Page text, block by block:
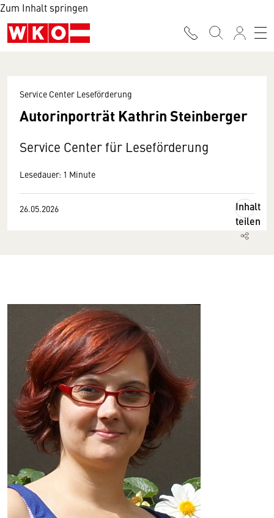
Zum Inhalt springen
Service Center Leseförderung
Autorinporträt Kathrin Steinberger
Service Center für Leseförderung
Lesedauer: 1 Minute
26.05.2026
Inhalt
teilen